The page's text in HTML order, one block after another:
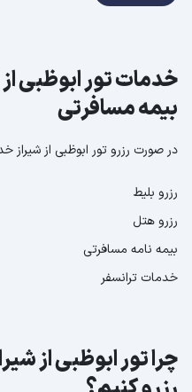
خدمات تور ابوظبی
بیمه مسافرتی
در صورت رزرو تور ابوظبی از شیراز
رزرو بلیط
رزرو هتل
بیمه نامه مسافرتی
خدمات ترانسفر
چرا تور ابوظبی از